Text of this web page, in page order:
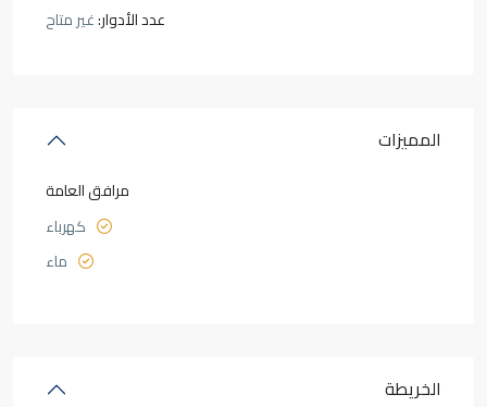
عدد الأدوار:غير متاح
المميزات
مرافق العامة
كهرباء
ماء
الخريطة